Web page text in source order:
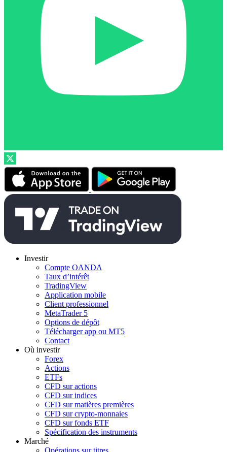
Investir
Compte OANDA
Taux d’intérêt
TradingView
Application mobile
Client professionnel
MetaTrader 5
Options de dépôt
Télécharger app ou MT5
Contact
Où investir
Forex
Actions
ETFs
CFD sur actions
CFD sur indices
CFD sur matières premières
CFD sur crypto-monnaies
CFD sur fonds ETF
Spécification des instruments
Marché
Opérations sur titres